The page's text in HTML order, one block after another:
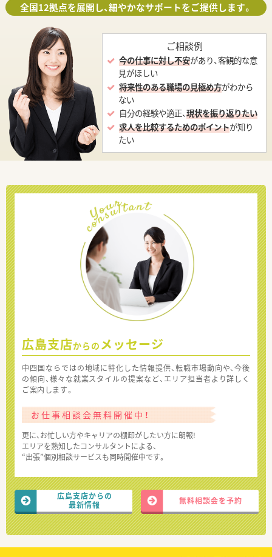
全国12拠点を展開し、細やかなサポートをご提供します。
ご相談例
今の仕事に対し不安があり、客観的な意
見がほしい
将来性のある職場の見極め方がわから
ない
自分の経験や適正、現状を振り返りたい
求人を比較するためのポイントが知り
たい
広島支店からの メッセージ
中四国ならではの地域に特化した情報提供、転職市場動向や、今後
の傾向、様々な就業スタイルの提案など、エリア担当者より詳しく
ご案内します。
お仕事相談会無料開催中！
更に、お忙しい方やキャリアの棚卸がしたい方に朗報!
エリアを熟知したコンサルタントによる、
“出張”個別相談サービスも同時開催中です。
広島支店からの
最新情報
無料相談会を予約